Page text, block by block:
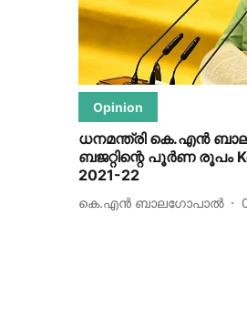
Opinion
ധനമന്ത്രി കെ.എന്‍
ബജറ്റിന്റെ പൂര്‍ണ രൂപം
2021-22
കെ.എന്‍ ബാലഗോപാല്‍